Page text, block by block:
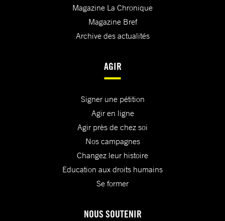
Magazine La Chronique
Magazine Bref
Archive des actualités
AGIR
Signer une pétition
Agir en ligne
Agir près de chez soi
Nos campagnes
Changez leur histoire
Education aux droits humains
Se former
NOUS SOUTENIR